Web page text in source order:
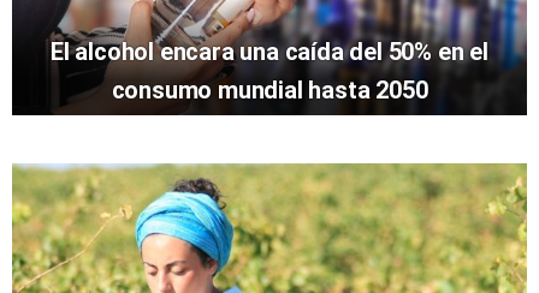
El alcohol encara una caída del 50% en el
consumo mundial hasta 2050